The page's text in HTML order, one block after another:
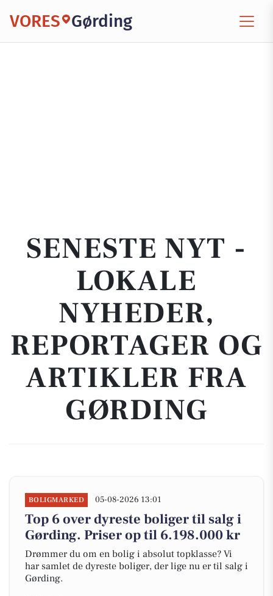
VORES Gørding
SENESTE NYT -
LOKALE
NYHEDER,
REPORTAGER OG
ARTIKLER FRA
GØRDING
BOLIGMARKED 05-08-2026 13:01
Top 6 over dyreste boliger til salg i
Gørding. Priser op til 6.198.000 kr
Drømmer du om en bolig i absolut topklasse? Vi
har samlet de dyreste boliger, der lige nu er til salg i
Gørding.